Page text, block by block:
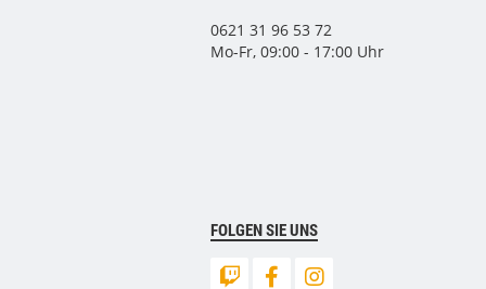
0621 31 96 53 72
Mo-Fr, 09:00 - 17:00 Uhr
FOLGEN SIE UNS